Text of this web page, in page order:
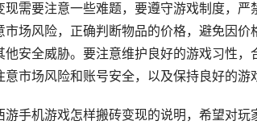
现需要注意一些难题，要遵守游戏制度，严
市场风险，正确判断物品的价格，避免因
他安全威胁。要注意维护良好的游戏习性
意市场风险和账号安全，以及保持良好的游
游手机游戏怎样搬砖变现的说明，希望对